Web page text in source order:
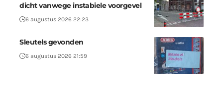
dicht vanwege instabiele voorgevel
6 augustus 2026 22:23
Sleutels gevonden
6 augustus 2026 21:59